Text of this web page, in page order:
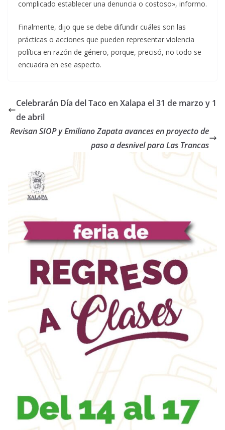
complicado establecer una denuncia o costoso», informo.
Finalmente, dijo que se debe difundir cuáles son las
prácticas o acciones que pueden representar violencia
política en razón de género, porque, precisó, no todo se
encuadra en ese aspecto.
Celebrarán Día del Taco en Xalapa el 31 de marzo y 1
de abril
Revisan SIOP y Emiliano Zapata avances en proyecto de
paso a desnivel para Las Trancas